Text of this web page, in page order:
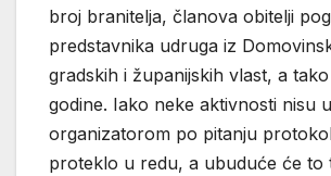
broj branitelja, članova obitelji
predstavnika udruga iz
gradskih i županijskih vlast, a
godine. Iako neke aktivnosti nisu
organizatorom po pitanju
proteklo u redu, a ubuduće će to